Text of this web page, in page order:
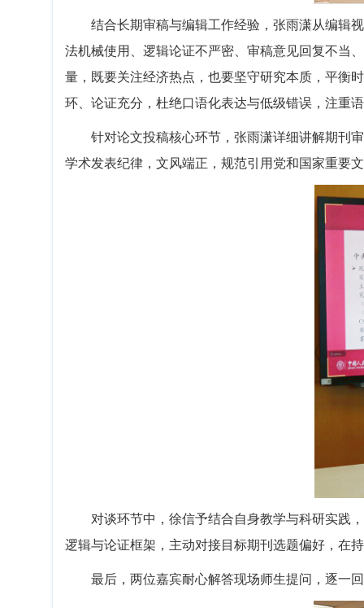
结合长期审稿与编辑工作经验，张雨潇从编辑
法机械使用、逻辑论证不严密、审稿意见回复不当
量，既要关注经济热点，也要坚守研究本质，平衡
环、论证充分，杜绝口语化表达与低级错误，注重
针对论文投稿核心环节，张雨潇详细讲解期刊
学术发表纪律，文风端正，规范引用党和国家重要
对谈环节中，徐信予结合自身教学与科研实践
逻辑与论证框架，主动对接目标期刊选题偏好，在
最后，两位嘉宾耐心解答现场师生提问，逐一